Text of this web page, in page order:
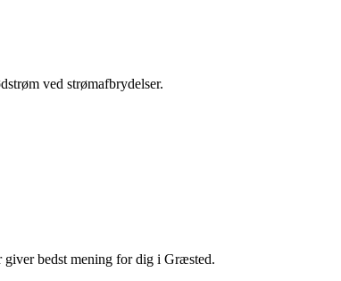
ved strømafbrydelser.
bedst mening for dig i Græsted.